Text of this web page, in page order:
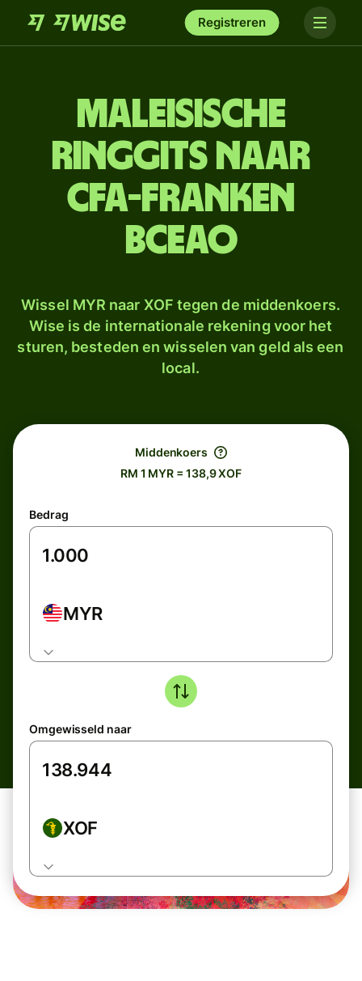
Registreren
Maleisische
ringgits naar
CFA-franken
BCEAO
Wissel MYR naar XOF tegen de middenkoers.
Wise is de internationale rekening voor het
sturen, besteden en wisselen van geld als een
local.
Middenkoers
RM 1 MYR = 138,9 XOF
Bedrag
MYR
Omgewisseld naar
XOF